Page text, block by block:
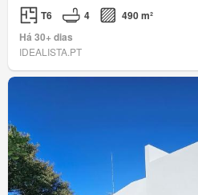
T6 4
490 m²
Há 30+ dias
IDEALISTA.PT